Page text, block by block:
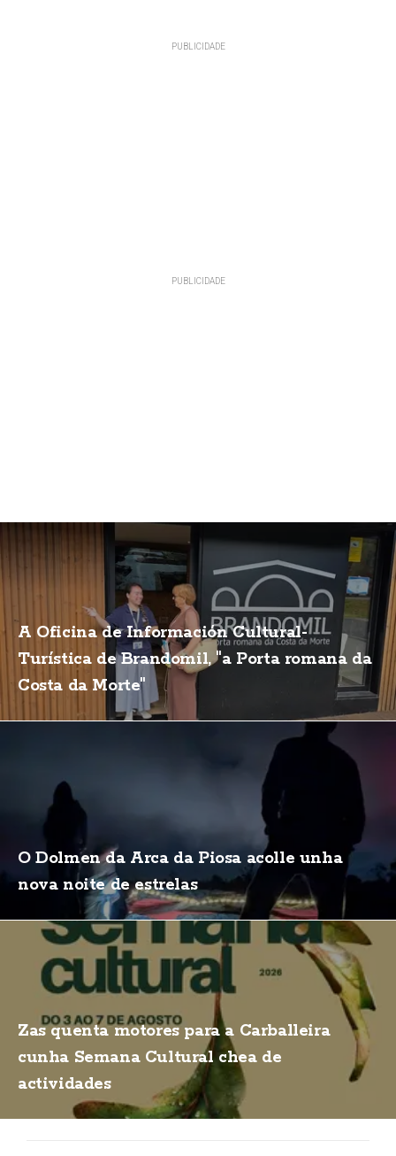
A Oficina de Información Cultural-
Turística de Brandomil, "a Porta romana da
Costa da Morte"
O Dolmen da Arca da Piosa acolle unha
nova noite de estrelas
Zas quenta motores para a Carballeira
cunha Semana Cultural chea de
actividades